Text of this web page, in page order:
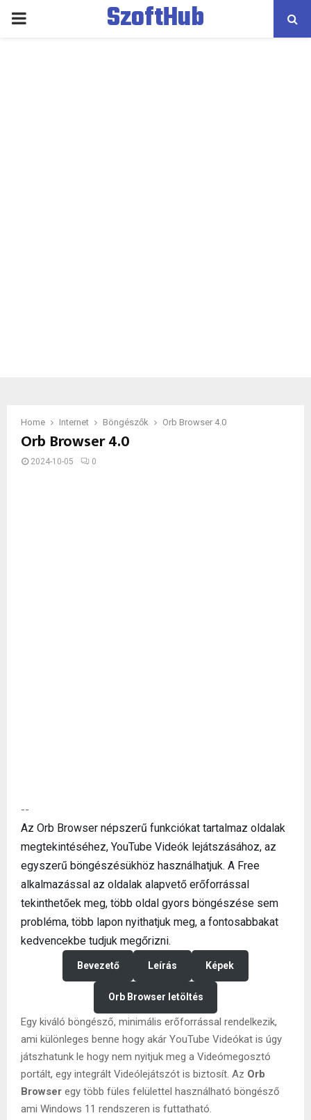
PRIMARY
SzoftHub
Home Internet Böngészők Orb Browser 4.0
Orb Browser 4.0
2024-10-05 0
--
Az Orb Browser népszerű funkciókat tartalmaz oldalak
megtekintéséhez, YouTube Videók lejátszásához, az
egyszerű böngészésükhöz használhatjuk. A Free
alkalmazással az oldalak alapvető erőforrással
tekinthetőek meg, több oldal gyors böngészése sem
probléma, több lapon nyithatjuk meg, a fontosabbakat
kedvencekbe tudjuk megőrizni.
Bevezető Leírás Képek
Orb Browser letöltés
Egy kiváló böngésző, minimális erőforrással rendelkezik,
ami különleges benne hogy akár YouTube Videókat is úgy
játszhatunk le hogy nem nyitjuk meg a Videómegosztó
portált, egy integrált Videólejátszót is biztosít. Az Orb
Browser egy több füles felülettel használható böngésző
ami Windows 11 rendszeren is futtatható.